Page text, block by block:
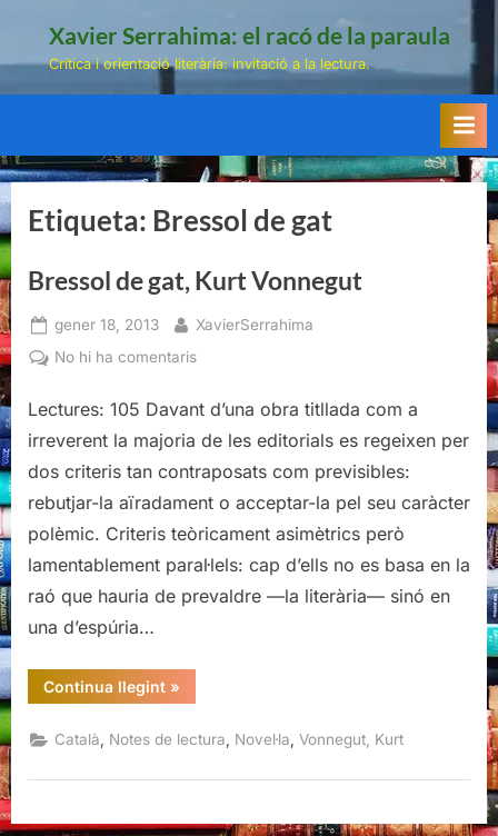
Xavier Serrahima: el racó de la paraula
Crítica i orientació literària: invitació a la lectura.
Etiqueta: Bressol de gat
Bressol de gat, Kurt Vonnegut
Posted
on
gener 18, 2013 By
XavierSerrahima
No hi ha comentarisa
de
gat,
Vonnegut
Lectures: 105 Davant d’una obra titllada com a
irreverent la majoria de les editorials es regeixen per
dos criteris tan contraposats com previsibles:
rebutjar-la aïradament o acceptar-la pel seu caràcter
polèmic. Criteris teòricament asimètrics però
lamentablement paral·lels: cap d’ells no es basa en la
raó que hauria de prevaldre —la literària— sinó en
una d’espúria…
Continua llegint“Bressol
de
Kurt
Vonnegut”
»
Català Notes de lectura Novel·la ,Vonnegut, Kurt